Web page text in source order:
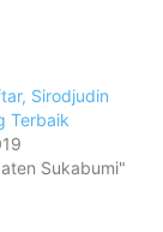
Sirodjudin
Terbaik
Sukabumi"